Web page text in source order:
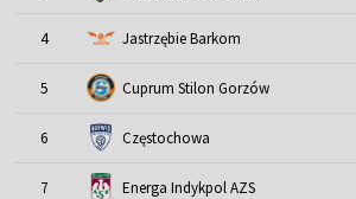
4 Jastrzębie Barkom
5 Cuprum Stilon Gorzów
6 Częstochowa
7 Energa Indykpol AZS